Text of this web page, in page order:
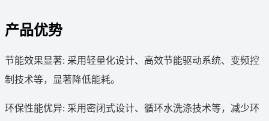
产品优势
节能效果显著: 采用轻量化设计、高效节能驱动系统、变频控
制技术等，显著降低能耗。
环保性能优异: 采用密闭式设计、循环水洗涤技术等，减少环